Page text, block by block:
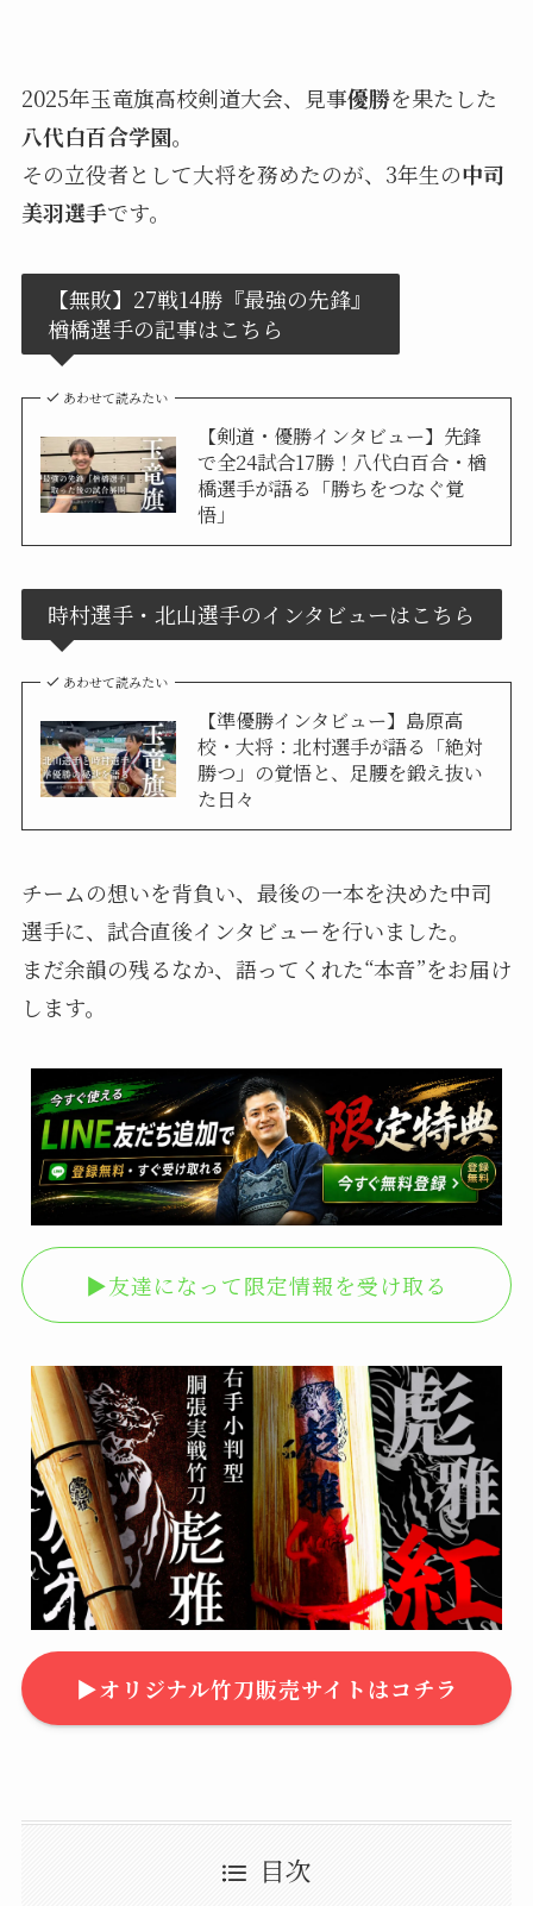
2025年玉竜旗高校剣道大会、見事優勝を果たした
八代白百合学園。
その立役者として大将を務めたのが、3年生の中司
美羽選手です。
【無敗】27戦14勝『最強の先鋒』
楢橋選手の記事はこちら
あわせて読みたい
【剣道・優勝インタビュー】先鋒
で全24試合17勝！八代白百合・楢
橋選手が語る「勝ちをつなぐ覚
悟」
時村選手・北山選手のインタビューはこちら
あわせて読みたい
【準優勝インタビュー】島原高
校・大将：北村選手が語る「絶対
勝つ」の覚悟と、足腰を鍛え抜い
た日々
チームの想いを背負い、最後の一本を決めた中司
選手に、試合直後インタビューを行いました。
まだ余韻の残るなか、語ってくれた“本音”をお届け
します。
▶︎友達になって限定情報を受け取る
▶︎オリジナル竹刀販売サイトはコチラ
目次